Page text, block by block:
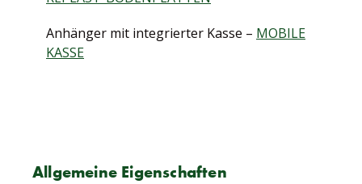
Anhänger mit integrierter Kasse – MOBILE
KASSE
Allgemeine Eigenschaften